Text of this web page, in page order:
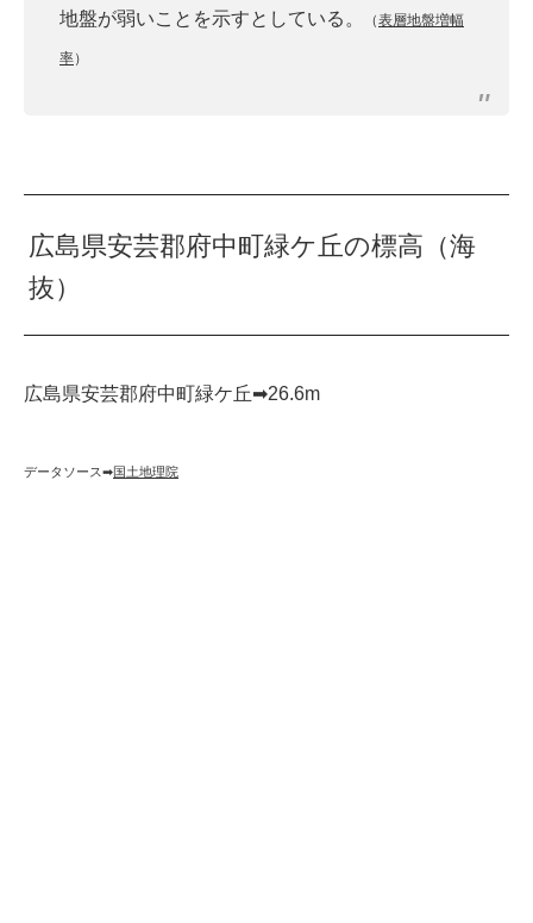
地盤が弱いことを示すとしている。
（表層地盤増幅
率）
広島県安芸郡府中町緑ケ丘の標高（海
抜）
広島県安芸郡府中町緑ケ丘➡︎26.6m
データソース➡︎国土地理院